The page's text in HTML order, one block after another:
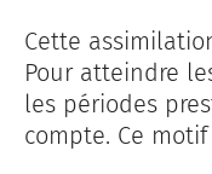
Cette
Pour atteindre
les périodes
compte. Ce